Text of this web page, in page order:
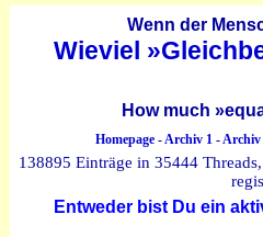
Wenn der
Wieviel
How much
Homepage-Archiv 1-Archiv
138895 Einträge in 35444
Entweder bist Du ein